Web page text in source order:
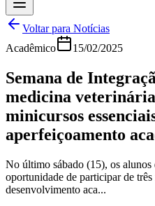
Voltar para Notícias
Acadêmico
15/02/2025
Semana de
medicina
minicursos
aperfeiçoamento
No último sábado (15), os
oportunidade de participar de
desenvolvimento aca...